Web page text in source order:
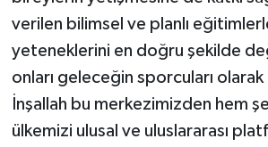
verilen bilimsel ve planlı
yeteneklerini en doğru şekilde
onları geleceğin sporcuları olarak
İnşallah bu merkezimizden hem
ülkemizi ulusal ve uluslararası